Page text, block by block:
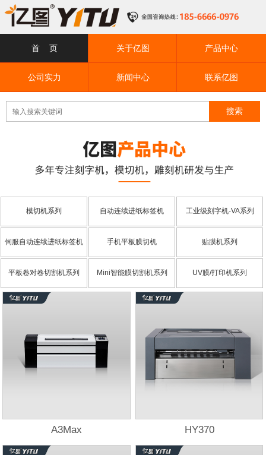
首 页 关于亿图 产品中心
公司实力 新闻中心 联系亿图
模切机系列 自动连续进纸标签机 工业级刻字机-VA系列
伺服自动连续进纸标签机 手机平板膜切机 贴膜机系列
平板卷对卷切割机系列 Mini智能膜切割机系列 UV膜/打印机系列
A3Max HY370